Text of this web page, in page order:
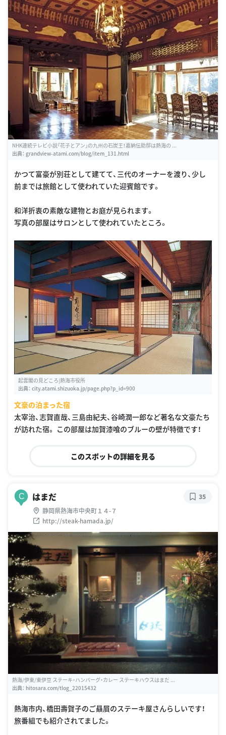
NHK連続テレビ小説「花子とアン」の九州の石炭王！嘉納伝助邸は熱海の ...
出典： grandview-atami.com/blog/item_131.html
かつて富豪が別荘として建てて、三代のオーナーを渡り、少し
前までは旅館として使われていた迎賓館です。
和洋折衷の素敵な建物とお庭が見られます。
写真の部屋はサロンとして使われていたところ。
起雲閣の見どころ|熱海市役所
出典： city.atami.shizuoka.jp/page.php?p_id=900
文豪の泊まった宿
太宰治、志賀直哉、三島由紀夫、谷崎潤一郎など著名な文豪たち
が訪れた宿。 この部屋は加賀漆喰のブルーの壁が特徴です！
このスポットの詳細を見る
C はまだ
静岡県熱海市中央町１４-７
http://steak-hamada.jp/
35
熱海/伊東/東伊豆 ステーキ・ハンバーグ・カレー ステーキハウスはまだ ...
出典： hitosara.com/tlog_22015432
熱海市内、橋田壽賀子のご贔屓のステーキ屋さんらしいです！
旅番組でも紹介されてました。